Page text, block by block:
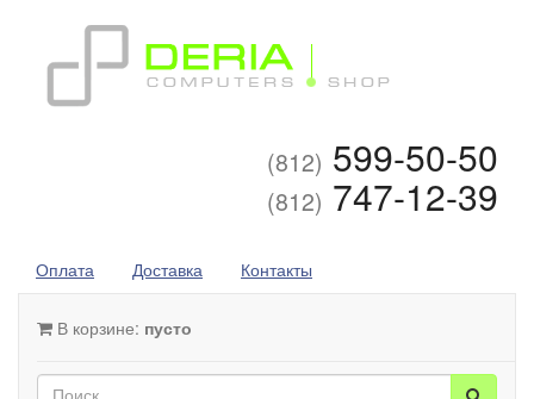
(812) 599-50-50
(812) 747-12-39
Оплата Доставка Контакты
В корзине: пусто